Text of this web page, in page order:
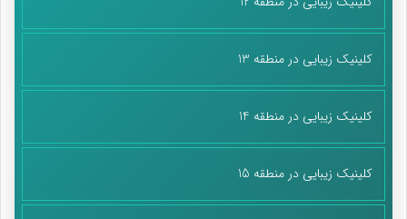
کلینیک زیبایی در منطقه 13
کلینیک زیبایی در منطقه 14
کلینیک زیبایی در منطقه 15